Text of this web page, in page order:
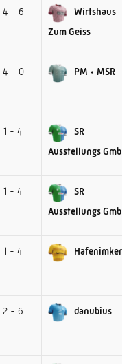
4 - 6
Wirtshaus
Zum Geiss
4 - 0 PM • MSR
1 - 4
SR
Ausstellungs GmbH
1 - 4
SR
Ausstellungs GmbH
1 - 4 Hafenimker
2 - 6 danubius